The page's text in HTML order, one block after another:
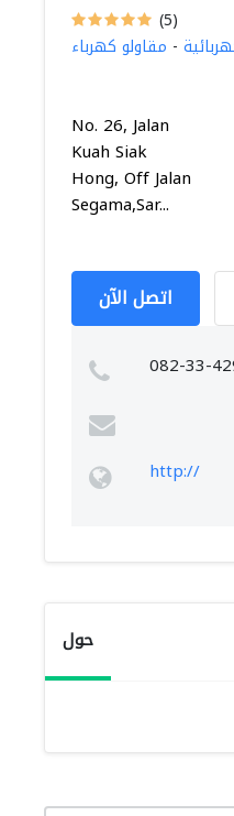
(5)
- مقاولو كهرباء
No. 26, Jalan
Kuah Siak
Hong, Off Jalan
Segama,Sar...
اتصل الآن
082-33-
http://
حول